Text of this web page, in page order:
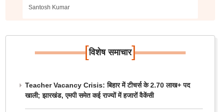
Santosh Kumar
[विशेष समाचार]
Teacher Vacancy Crisis: बिहार में टीचर्स के 2.70 लाख+ पद
खाली; झारखंड, एमपी समेत कई राज्यों में हजारों वैकेंसी